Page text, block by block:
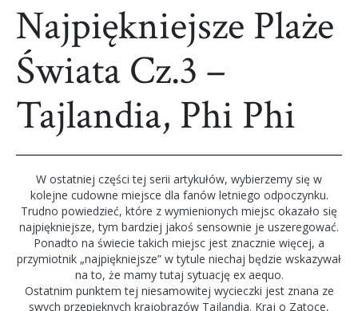
Najpiękniejsze Plaże
Świata Cz.3 –
Tajlandia, Phi Phi
W ostatniej części tej serii artykułów, wybierzemy się w
kolejne cudowne miejsce dla fanów letniego odpoczynku.
Trudno powiedzieć, które z wymienionych miejsc okazało się
najpiękniejsze, tym bardziej jakoś sensownie je uszeregować.
Ponadto na świecie takich miejsc jest znacznie więcej, a
przymiotnik „najpiękniejsze” w tytule niechaj będzie wskazywał
na to, że mamy tutaj sytuację ex aequo.
Ostatnim punktem tej niesamowitej wycieczki jest znana ze
swych przepięknych krajobrazów Tajlandia. Kraj o Zatoce,